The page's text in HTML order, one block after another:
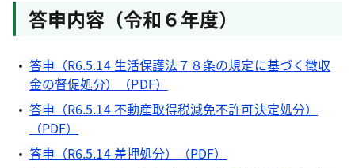
答申内容（令和６年度）
答申（R6.5.14 生活保護法７８条の規定に基づく徴収
金の督促処分）（PDF）
答申（R6.5.14 不動産取得税減免不許可決定処分）
（PDF）
答申（R6.5.14 差押処分）（PDF）